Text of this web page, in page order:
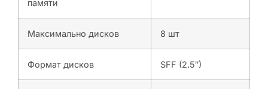
памяти
Максимально дисков 8 шт
Формат дисков SFF (2.5″)